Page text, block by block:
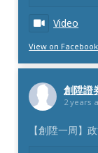
Video
View on Facebook
創陞證
2 years
【創陞一周】